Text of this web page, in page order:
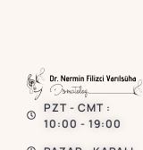
PZT - CMT :
10:00 - 19:00